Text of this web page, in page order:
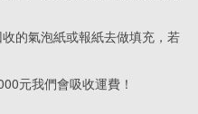
的氣泡紙或報紙去做填充，若
元我們會吸收運費！